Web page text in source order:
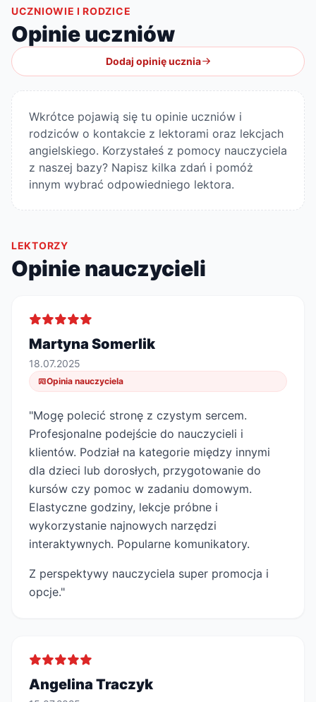
UCZNIOWIE I RODZICE
Opinie uczniów
Dodaj opinię ucznia
Wkrótce pojawią się tu opinie uczniów i
rodziców o kontakcie z lektorami oraz lekcjach
angielskiego. Korzystałeś z pomocy nauczyciela
z naszej bazy? Napisz kilka zdań i pomóż
innym wybrać odpowiedniego lektora.
LEKTORZY
Opinie nauczycieli
Martyna Somerlik
18.07.2025
Opinia nauczyciela
"Mogę polecić stronę z czystym sercem.
Profesjonalne podejście do nauczycieli i
klientów. Podział na kategorie między innymi
dla dzieci lub dorosłych, przygotowanie do
kursów czy pomoc w zadaniu domowym.
Elastyczne godziny, lekcje próbne i
wykorzystanie najnowych narzędzi
interaktywnych. Popularne komunikatory.
Z perspektywy nauczyciela super promocja i
opcje."
Angelina Traczyk